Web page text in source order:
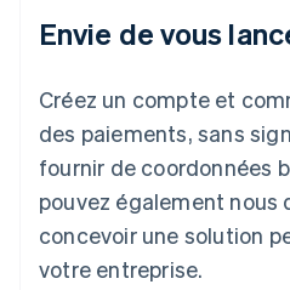
Envie de vous
Créez un compte et
des paiements, sans
fournir de coordonnées
pouvez également nous
concevoir une solution
votre entreprise.
Deutsch English
Luxembourg
FrançaisDeutsch English
Malaisie
English 简体中文
Malte
English
EspañolEnglish